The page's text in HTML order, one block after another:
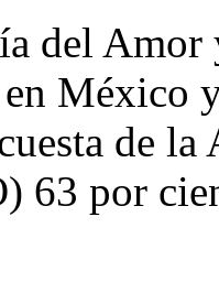
Amor y
en México
de
63 por